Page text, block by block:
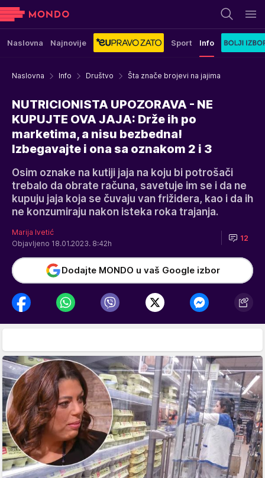
Naslovna Najnovije Sport Info
Naslovna Info Društvo Šta znače brojevi na jajima
NUTRICIONISTA UPOZORAVA - NE
KUPUJTE OVA JAJA: Drže ih po
marketima, a nisu bezbedna!
Izbegavajte i ona sa oznakom 2 i 3
Osim oznake na kutiji jaja na koju bi potrošači
trebalo da obrate računa, savetuje im se i da ne
kupuju jaja koja se čuvaju van frižidera, kao i da ih
ne konzumiraju nakon isteka roka trajanja.
Marija Ivetić
Objavljeno 18.01.2023. 8:42h
12
Dodajte MONDO u vaš Google izbor